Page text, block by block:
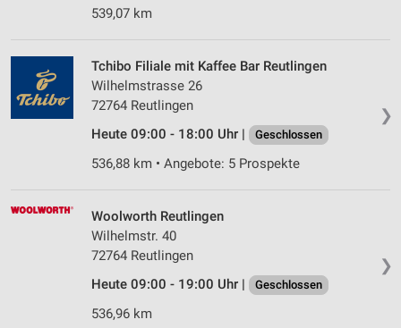
539,07 km
❯
Tchibo Filiale mit Kaffee Bar Reutlingen
Wilhelmstrasse 26
72764 Reutlingen
Heute 09:00 - 18:00 Uhr |
Geschlossen
536,88 km • Angebote: 5 Prospekte
❯
Woolworth Reutlingen
Wilhelmstr. 40
72764 Reutlingen
Heute 09:00 - 19:00 Uhr |
Geschlossen
536,96 km